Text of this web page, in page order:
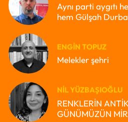
Aynı parti aygıtı
hem Gülşah
ENGIN TOPUZ
Melekler şehri
NIL YÜZBAŞIOĞLU
RENKLERİN
GÜNÜMÜZÜN